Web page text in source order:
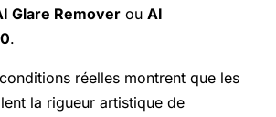
Glare Remover ou AI
.
réelles montrent que les
la rigueur artistique de